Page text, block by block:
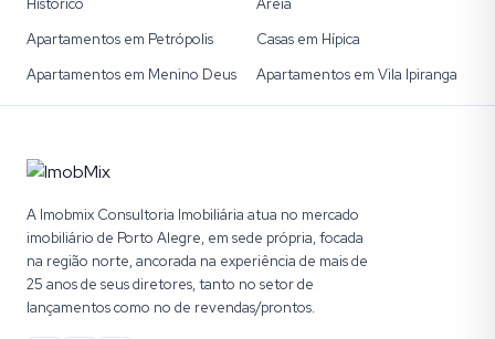
Histórico
Areia
Apartamentos em Petrópolis
Casas em Hípica
Apartamentos em Menino Deus
Apartamentos em Vila Ipiranga
A Imobmix Consultoria Imobiliária atua no mercado
imobiliário de Porto Alegre, em sede própria, focada
na região norte, ancorada na experiência de mais de
25 anos de seus diretores, tanto no setor de
lançamentos como no de revendas/prontos.